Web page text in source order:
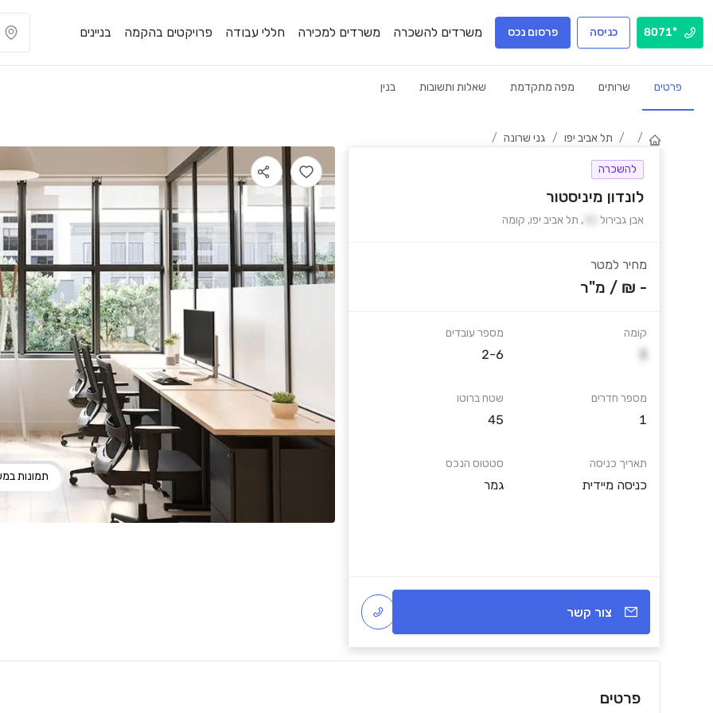
*8071 כניסה פרסום נכס משרדים להשכרה משרדים למכירה חללי עבודה פרויקטים בהקמה בניינים
פרטים שרותים מפה מתקדמת שאלות ותשובות בנין
/
/ תל אביב יפו / גני שרונה /
להשכרה
לונדון מיניסטור
אבן גבירול , תל אביב יפו, קומה
מחיר למטר
- ₪
/ מ"ר
קומה
מספר חדרים
1
תאריך כניסה
כניסה מיידית
מספר עובדים
2-6
שטח ברוטו
45
סטטוס הנכס
גמר
צור קשר
תמונות
פרטים